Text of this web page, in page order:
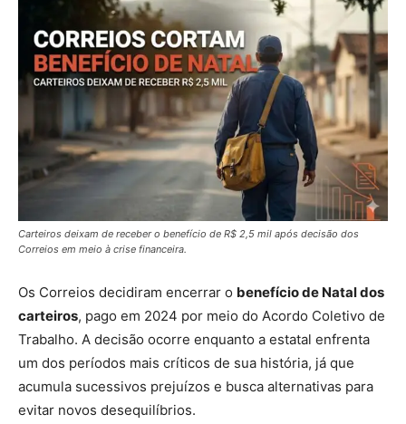
Carteiros deixam de receber o benefício de R$ 2,5 mil após decisão dos
Correios em meio à crise financeira.
Os Correios decidiram encerrar o benefício de Natal dos
carteiros, pago em 2024 por meio do Acordo Coletivo de
Trabalho. A decisão ocorre enquanto a estatal enfrenta
um dos períodos mais críticos de sua história, já que
acumula sucessivos prejuízos e busca alternativas para
evitar novos desequilíbrios.